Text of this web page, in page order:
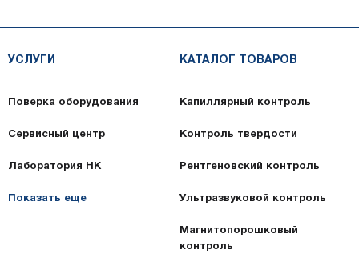
УСЛУГИ
Поверка оборудования
Сервисный центр
Лаборатория НК
Показать еще
КАТАЛОГ ТОВАРОВ
Капиллярный контроль
Контроль твердости
Рентгеновский контроль
Ультразвуковой контроль
Магнитопорошковый
контроль